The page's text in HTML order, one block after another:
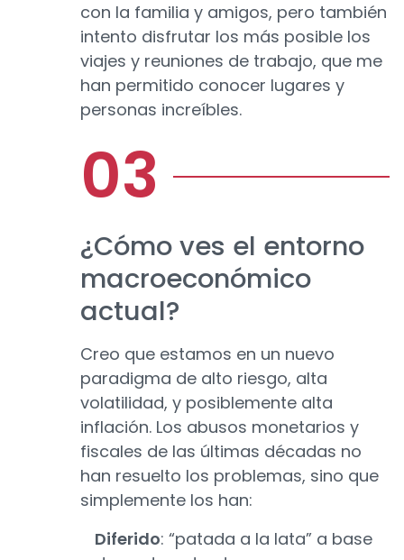
con la familia y amigos, pero también
intento disfrutar los más posible los
viajes y reuniones de trabajo, que me
han permitido conocer lugares y
personas increíbles.
¿Cómo ves el entorno
macroeconómico
actual?
Creo que estamos en un nuevo
paradigma de alto riesgo, alta
volatilidad, y posiblemente alta
inflación. Los abusos monetarios y
fiscales de las últimas décadas no
han resuelto los problemas, sino que
simplemente los han:
Diferido: “patada a la lata” a base